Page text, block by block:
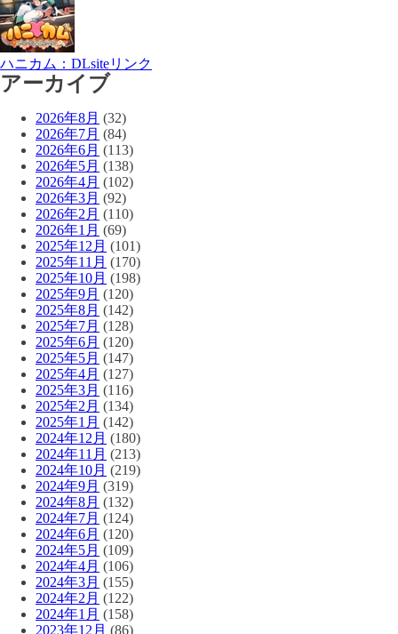
ハニカム：DLsiteリンク
アーカイブ
2026年8月 (32)
2026年7月 (84)
2026年6月 (113)
2026年5月 (138)
2026年4月 (102)
2026年3月 (92)
2026年2月 (110)
2026年1月 (69)
2025年12月 (101)
2025年11月 (170)
2025年10月 (198)
2025年9月 (120)
2025年8月 (142)
2025年7月 (128)
2025年6月 (120)
2025年5月 (147)
2025年4月 (127)
2025年3月 (116)
2025年2月 (134)
2025年1月 (142)
2024年12月 (180)
2024年11月 (213)
2024年10月 (219)
2024年9月 (319)
2024年8月 (132)
2024年7月 (124)
2024年6月 (120)
2024年5月 (109)
2024年4月 (106)
2024年3月 (155)
2024年2月 (122)
2024年1月 (158)
2023年12月 (86)